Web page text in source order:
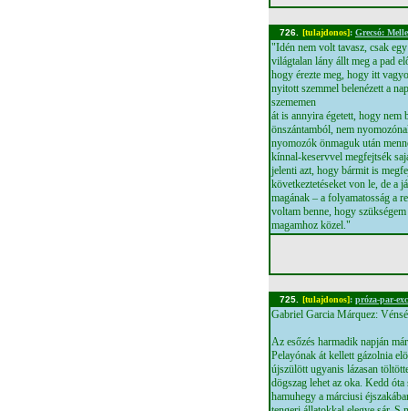
726. [tulajdonos]: Grecsó:
"Idén nem volt tavasz, csak
világtalan lány állt meg a pad
hogy érezte meg, hogy itt
nyitott szemmel belenézett a
szememen
át is annyira égetett, hogy
önszántamból, nem
nyomozók önmaguk után
kínnal-keservvel megfejtsék
jelenti azt, hogy bármit is
következtetéseket von le, de a
magának – a folyamatosság a
voltam benne, hogy
magamhoz közel."
725. [tulajdonos]: próza-par-
Gabriel Garcia Márquez:
Az esőzés harmadik napján
Pelayónak át kellett gázolnia
újszülött ugyanis lázasan
dögszag lehet az oka. Kedd
hamuhegy a márciusi